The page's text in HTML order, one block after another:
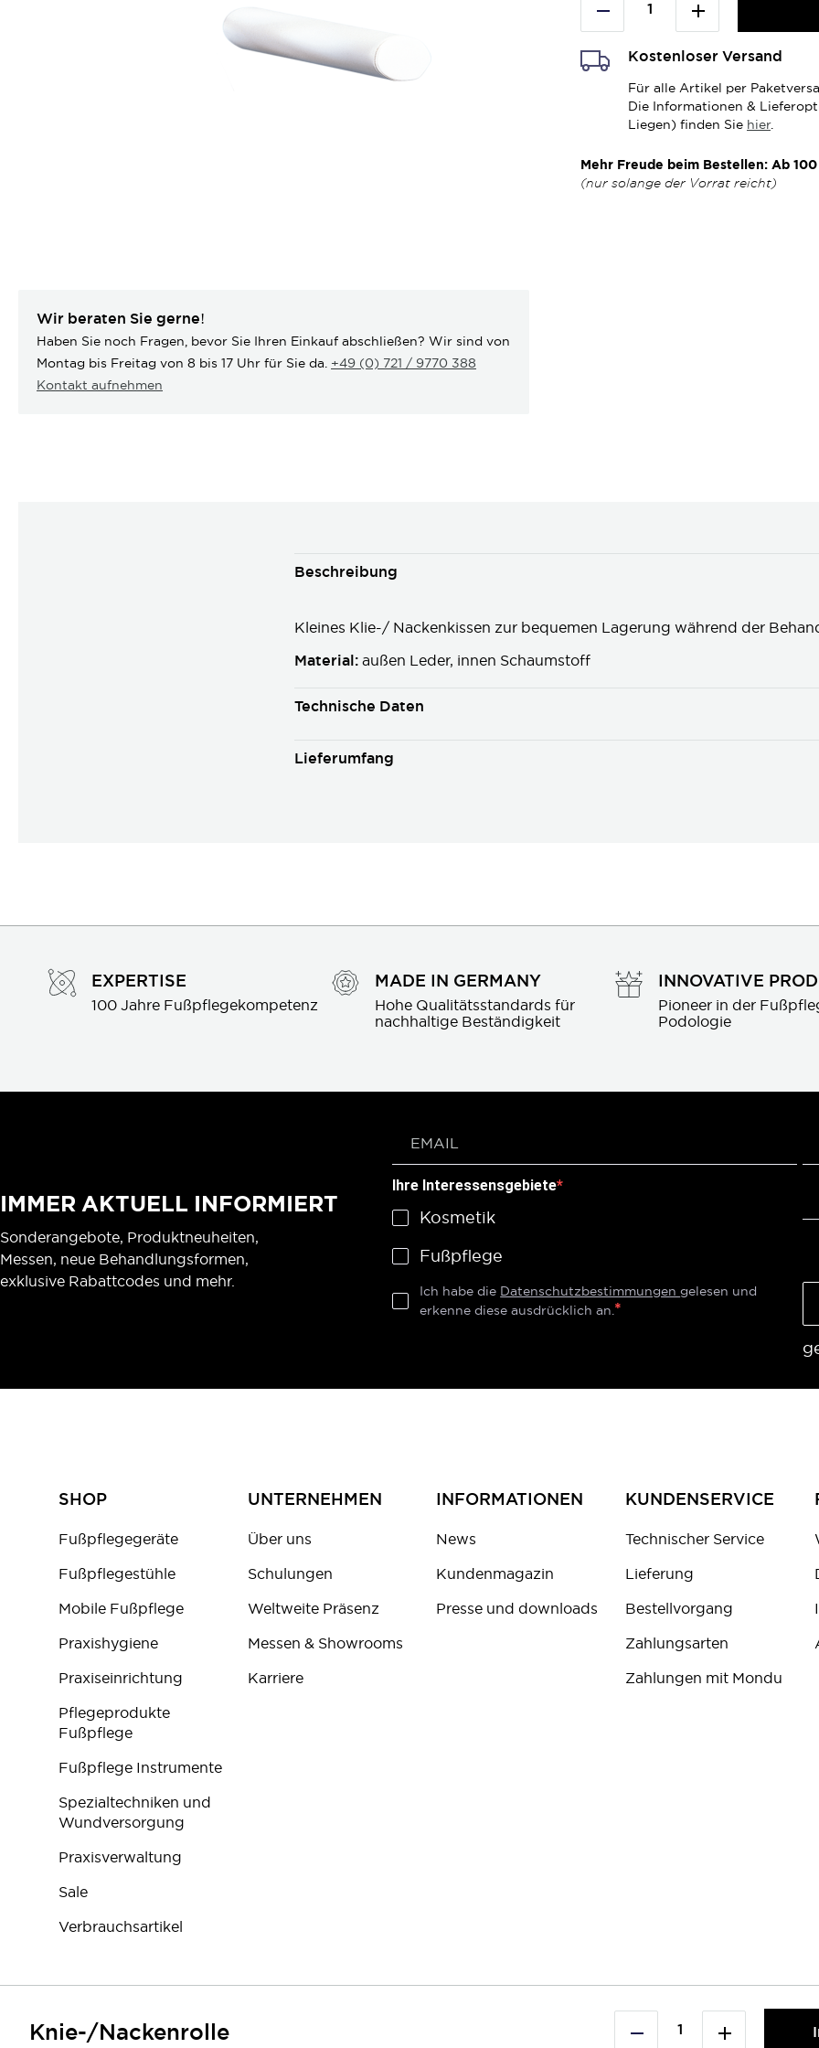
Wir beraten Sie gerne!
Haben Sie noch Fragen, bevor Sie Ihren Einkauf abschließen? Wir sind von
Montag bis Freitag von 8 bis 17 Uhr für Sie da. +49 (0) 721 / 9770 388
Kontakt aufnehmen
Knie-/Nackenrolle
Kostenloser Versand
Für alle Artikel per
Die Informationen &
Liegen) finden Sie hier.
Mehr Freude beim Bestellen: Ab
(nur solange der Vorrat reicht)
Beschreibung
Kleines Klie-/ Nackenkissen zur bequemen Lagerung während der
Material: außen Leder, innen Schaumstoff
Technische Daten
Lieferumfang
EXPERTISE
100 Jahre Fußpflegekompetenz
MADE IN GERMANY
Hohe Qualitätsstandards für
nachhaltige Beständigkeit
INNOVATIVE
Pioneer in der
Podologie
IMMER AKTUELL INFORMIERT
Sonderangebote, Produktneuheiten,
Messen, neue Behandlungsformen,
exklusive Rabattcodes und mehr.
Ihre Interessensgebiete
Kosmetik
Fußpflege
Ich habe die Datenschutzbestimmungengelesen und
erkenne diese ausdrücklich an.
SHOP
Fußpflegegeräte
Fußpflegestühle
Mobile Fußpflege
Praxishygiene
Praxiseinrichtung
Pflegeprodukte
Fußpflege
Fußpflege Instrumente
Spezialtechniken und
Wundversorgung
Praxisverwaltung
Sale
Verbrauchsartikel
UNTERNEHMEN
Über uns
Schulungen
Weltweite Präsenz
Messen & Showrooms
Karriere
INFORMATIONEN
News
Kundenmagazin
Presse und downloads
KUNDENSERVICE
Technischer Service
Lieferung
Bestellvorgang
Zahlungsarten
Zahlungen mit Mondu